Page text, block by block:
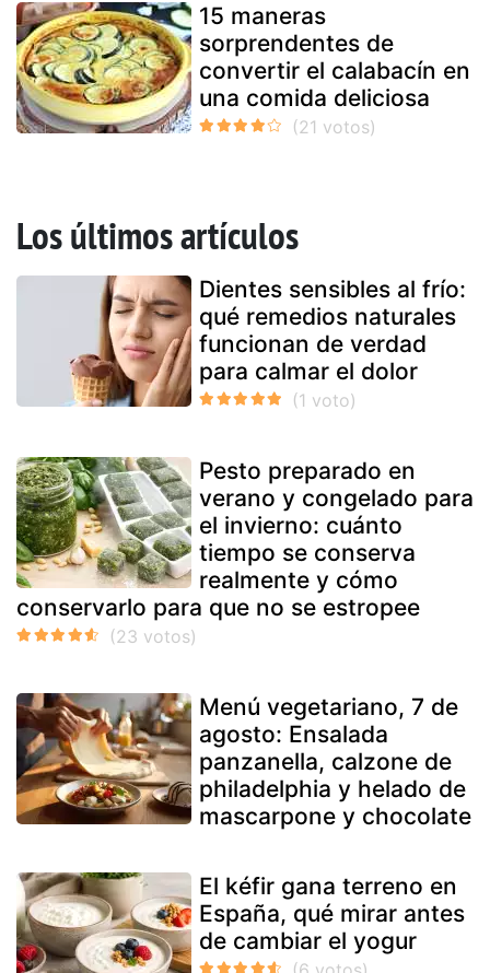
15 maneras
sorprendentes de
convertir el calabacín en
una comida deliciosa
Los últimos artículos
Dientes sensibles al frío:
qué remedios naturales
funcionan de verdad
para calmar el dolor
Pesto preparado en
verano y congelado para
el invierno: cuánto
tiempo se conserva
realmente y cómo
conservarlo para que no se estropee
Menú vegetariano, 7 de
agosto: Ensalada
panzanella, calzone de
philadelphia y helado de
mascarpone y chocolate
El kéfir gana terreno en
España, qué mirar antes
de cambiar el yogur